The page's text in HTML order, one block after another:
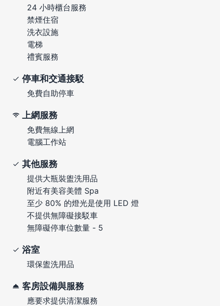
24 小時櫃台服務
禁煙住宿
洗衣設施
電梯
禮賓服務
停車和交通接駁
免費自助停車
上網服務
免費無線上網
電腦工作站
其他服務
提供大瓶裝盥洗用品
附近有美容美體 Spa
至少 80% 的燈光是使用 LED 燈
不提供無障礙接駁車
無障礙停車位數量 - 5
浴室
環保盥洗用品
客房設備與服務
應要求提供清潔服務